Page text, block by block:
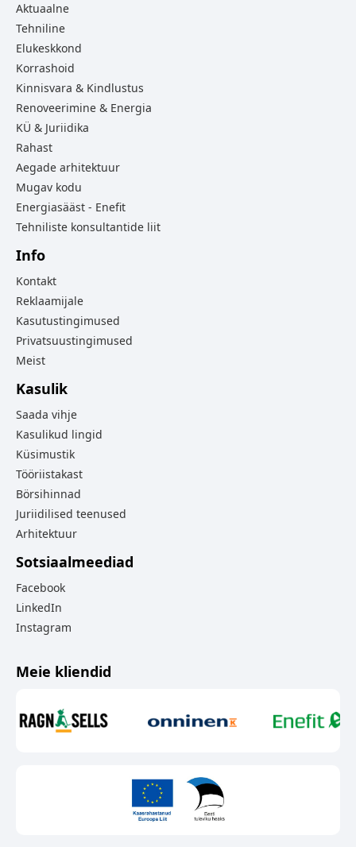
Aktuaalne
Tehniline
Elukeskkond
Korrashoid
Kinnisvara & Kindlustus
Renoveerimine & Energia
KÜ & Juriidika
Rahast
Aegade arhitektuur
Mugav kodu
Energiasääst - Enefit
Tehniliste konsultantide liit
Info
Kontakt
Reklaamijale
Kasutustingimused
Privatsuustingimused
Meist
Kasulik
Saada vihje
Kasulikud lingid
Küsimustik
Tööriistakast
Börsihinnad
Juriidilised teenused
Arhitektuur
Sotsiaalmeediad
Facebook
LinkedIn
Instagram
Meie kliendid